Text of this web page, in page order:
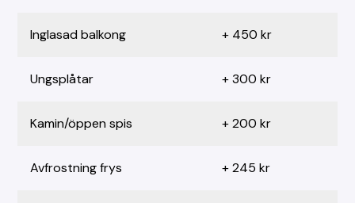
Inglasad balkong + 450 kr
Ungsplåtar + 300 kr
Kamin/öppen spis + 200 kr
Avfrostning frys + 245 kr